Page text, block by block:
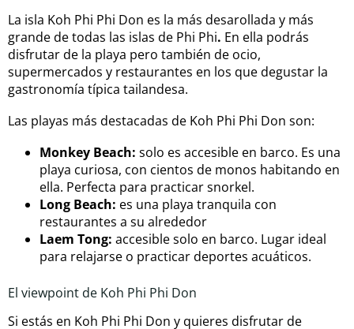
La isla Koh Phi Phi Don es la más desarollada y más
grande de todas las islas de Phi Phi. En ella podrás
disfrutar de la playa pero también de ocio,
supermercados y restaurantes en los que degustar la
gastronomía típica tailandesa.
Las playas más destacadas de Koh Phi Phi Don son:
Monkey Beach: solo es accesible en barco. Es una
playa curiosa, con cientos de monos habitando en
ella. Perfecta para practicar snorkel.
Long Beach: es una playa tranquila con
restaurantes a su alrededor
Laem Tong: accesible solo en barco. Lugar ideal
para relajarse o practicar deportes acuáticos.
El viewpoint de Koh Phi Phi Don
Si estás en Koh Phi Phi Don y quieres disfrutar de